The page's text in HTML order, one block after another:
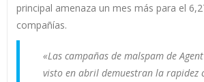
principal amenaza un mes más para el
compañías.
«Las campañas de malspam de
visto en abril demuestran la rapidez